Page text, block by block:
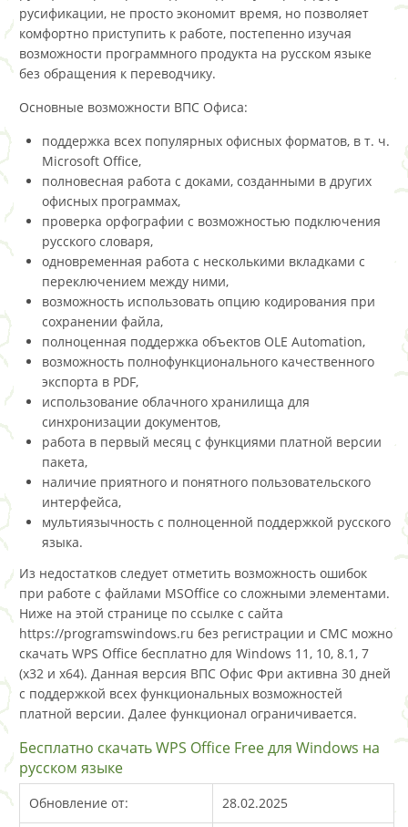
русификации, не просто экономит время, но позволяет
комфортно приступить к работе, постепенно изучая
возможности программного продукта на русском языке
без обращения к переводчику.
Основные возможности ВПС Офиса:
поддержка всех популярных офисных форматов, в т. ч.
Microsoft Office,
полновесная работа с доками, созданными в других
офисных программах,
проверка орфографии с возможностью подключения
русского словаря,
одновременная работа с несколькими вкладками с
переключением между ними,
возможность использовать опцию кодирования при
сохранении файла,
полноценная поддержка объектов OLE Automation,
возможность полнофункционального качественного
экспорта в PDF,
использование облачного хранилища для
синхронизации документов,
работа в первый месяц с функциями платной версии
пакета,
наличие приятного и понятного пользовательского
интерфейса,
мультиязычность с полноценной поддержкой русского
языка.
Из недостатков следует отметить возможность ошибок
при работе с файлами MSOffice со сложными элементами.
Ниже на этой странице по ссылке с сайта
https://programswindows.ru без регистрации и СМС можно
скачать WPS Office бесплатно для Windows 11, 10, 8.1, 7
(x32 и x64). Данная версия ВПС Офис Фри активна 30 дней
с поддержкой всех функциональных возможностей
платной версии. Далее функционал ограничивается.
Бесплатно скачать WPS Office Free для Windows на
русском языке
Обновление от: 28.02.2025